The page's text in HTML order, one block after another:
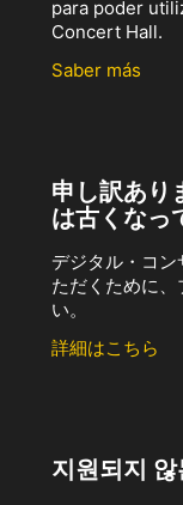
para poder
Concert Hall.
Saber más
申し訳あり
は古くなっ
デジタル・コ
ただくために
い。
詳細はこちら
지원되지